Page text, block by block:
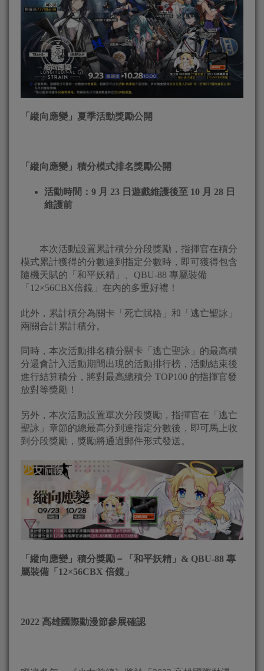
「縱向應變」夏季活動獎勵公開
「縱向應變」積分模式排名獎勵公開
活動時間：9 月 23 日遊戲維護後至 10 月 28 日
維護前
本次活動設置累計積分分段獎勵，指揮官在積分
模式累計獲得的分數達到指定分數時，即可獲得包含
隨機天賦的「和平妖精」、QBU-88 專屬裝備
「12×56CBX倍鏡」在內的多重好禮！
此外，累計積分為關卡「死亡賦格」和「逃亡聖詠」
兩關合計累計積分。
同時，本次活動排名積分關卡「逃亡聖詠」的最高積
分還會計入活動期間出現的活動排行榜，活動結束後
進行結算積分，將對最高總積分 TOP100 的指揮官發
放對等獎勵！
另外，本次活動設置單次分段獎勵，指揮官在「逃亡
聖詠」章節的總最高分到達指定分數後，即可馬上收
到分段獎勵，獎勵將通過郵件形式發送。
「縱向應變」積分獎勵－「和平妖精」& QBU-88 專
屬裝備「12×56CBX 倍鏡」
2022 高雄國際動漫節參展確認